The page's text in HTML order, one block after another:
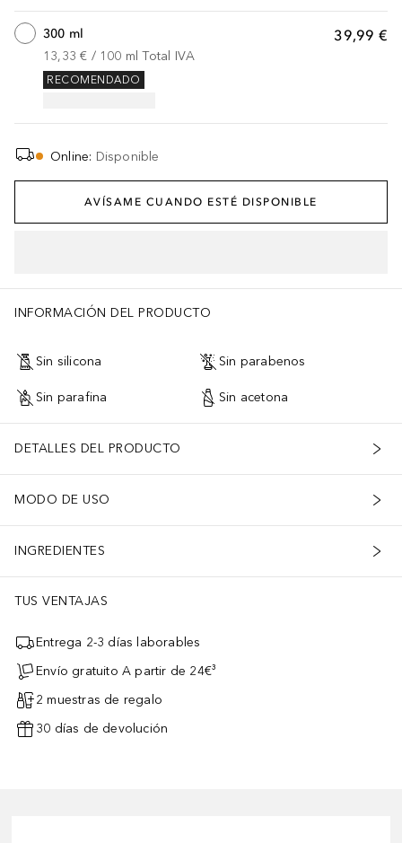
39,99 €
300 ml
13,33 € / 100 ml Total IVA
RECOMENDADO
Online: Disponible
AVÍSAME CUANDO ESTÉ DISPONIBLE
INFORMACIÓN DEL PRODUCTO
Sin silicona Sin parabenos
Sin parafina Sin acetona
DETALLES DEL PRODUCTO
MODO DE USO
INGREDIENTES
TUS VENTAJAS
Entrega 2-3 días laborables
Envío gratuito A partir de 24€³
2 muestras de regalo
30 días de devolución